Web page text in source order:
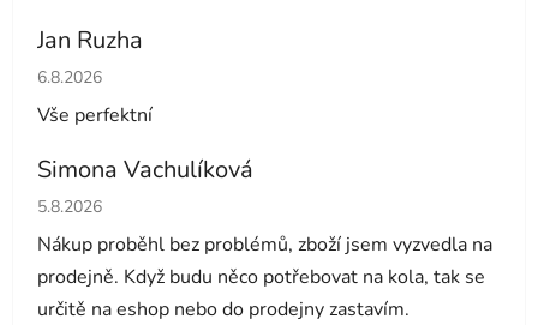
Jan Ruzha
Hodnocení obchodu je 5 z 5 hvězdiček.
6.8.2026
Vše perfektní
Simona Vachulíková
Hodnocení obchodu je 5 z 5 hvězdiček.
5.8.2026
Nákup proběhl bez problémů, zboží jsem vyzvedla na
prodejně. Když budu něco potřebovat na kola, tak se
určitě na eshop nebo do prodejny zastavím.